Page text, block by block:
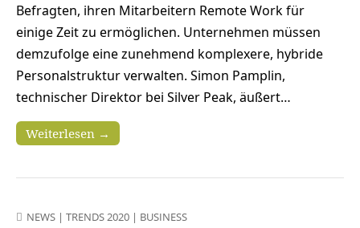
Befragten, ihren Mitarbeitern Remote Work für
einige Zeit zu ermöglichen. Unternehmen müssen
demzufolge eine zunehmend komplexere, hybride
Personalstruktur verwalten. Simon Pamplin,
technischer Direktor bei Silver Peak, äußert…
Weiterlesen →
NEWS | TRENDS 2020 | BUSINESS